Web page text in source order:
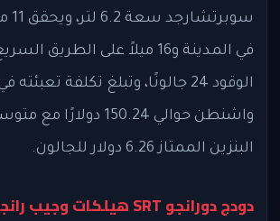
في المدينة و16 ميلاً على
الوقود 24 جالونًا، وتبلغ تكلفة تعبئته
واشنطن حوالي 150.24
البنزين الممتاز 6.26 دولار للجالون.
دودج دورانجو SRT هيلكات وجيب رانجلر